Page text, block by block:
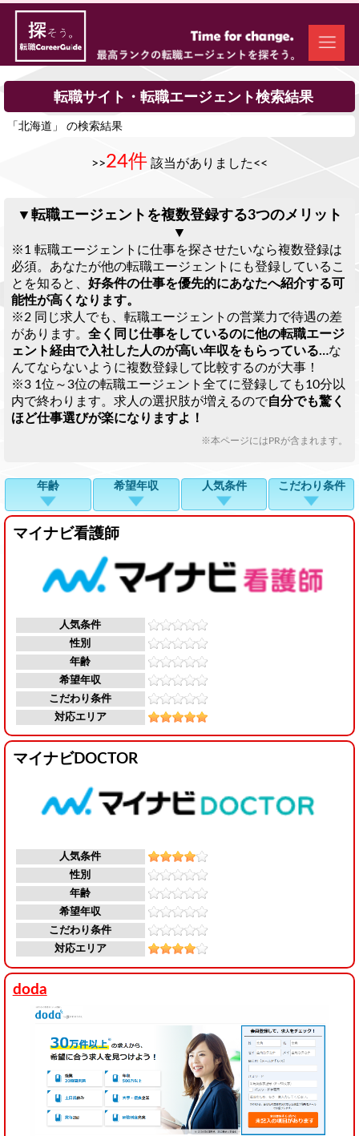
転職サイト・転職エージェント検索結果
「北海道」 の検索結果
>>24件 該当がありました<<
▼転職エージェントを複数登録する3つのメリット
▼
※1 転職エージェントに仕事を探させたいなら複数登録は
必須。あなたが他の転職エージェントにも登録しているこ
とを知ると、 好条件の仕事を優先的にあなたへ紹介する可
能性が高くなります。
※2 同じ求人でも、転職エージェントの営業力で待遇の差
があります。 全く同じ仕事をしているのに他の転職エージ
ェント経由で入社した人のが高い年収をもらっている…な
んてならないように複数登録して比較するのが大事！
※3 1位～3位の転職エージェント全てに登録しても10分以
内で終わります。求人の選択肢が増えるので自分でも驚く
ほど仕事選びが楽になりますよ！
※本ページにはPRが含まれます。
年齢 希望年収 人気条件 こだわり条件
マイナビ看護師
人気条件
性別
年齢
希望年収
こだわり条件
対応エリア
マイナビDOCTOR
人気条件
性別
年齢
希望年収
こだわり条件
対応エリア
doda